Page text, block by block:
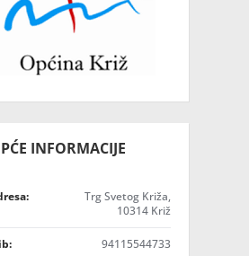
INFORMACIJE
Trg Svetog Križa,
10314 Križ
94115544733